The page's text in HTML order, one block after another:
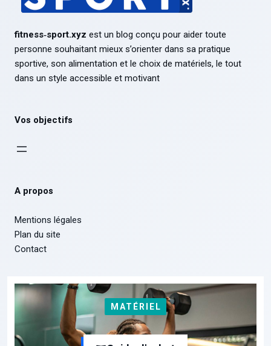
fitness‑sport.xyz est un blog conçu pour aider toute
personne souhaitant mieux s’orienter dans sa pratique
sportive, son alimentation et le choix de matériels, le tout
dans un style accessible et motivant
Vos objectifs
A propos
Mentions légales
Plan du site
Contact
MATÉRIEL